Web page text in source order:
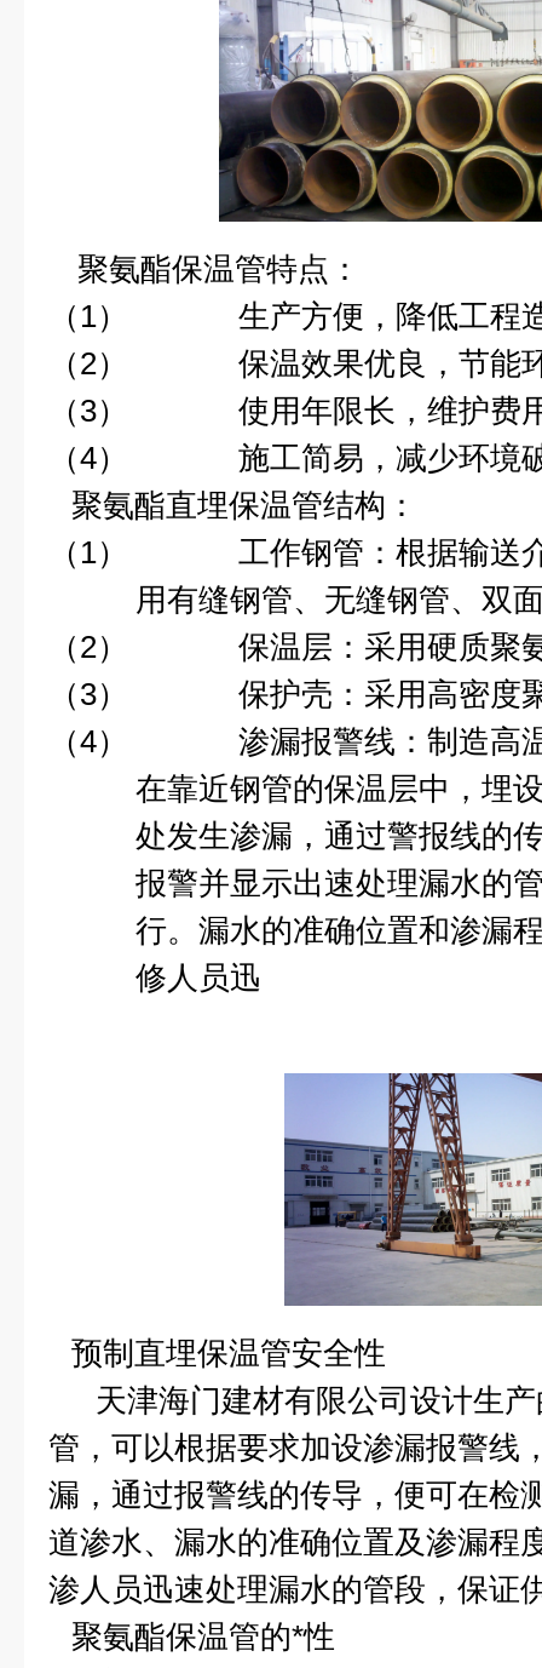
聚氨酯保温管特点：
（1）
生产方便，降低工程
（2）
保温效果优良，节能
（3）
使用年限长，维护费
（4）
施工简易，减少环境
聚氨酯直埋保温管结构：
（1）
工作钢管：根据输送
用有缝钢管、无缝钢管、双
（2）
保温层：采用硬质聚
（3）
保护壳：采用高密度
（4）
渗漏报警线：制造高
在靠近钢管的保温层中，埋
处发生渗漏，通过警报线的
报警并显示出速处理漏水的
行。漏水的准确位置和渗漏
修人员迅
预制直埋保温管安全性
天津海门建材有限公司设计生
管，可以根据要求加设渗漏报警线
漏，通过报警线的传导，便可在检
道渗水、漏水的准确位置及渗漏程
渗人员迅速处理漏水的管段，保证
聚氨酯保温管的*性